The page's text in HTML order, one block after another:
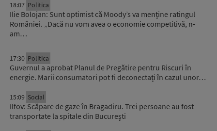
18:07 Politica
Ilie Bolojan: Sunt optimist că Moody’s va menține ratingul
României. „Dacă nu vom avea o economie competitivă, n-
am…
17:30 Politica
Guvernul a aprobat Planul de Pregătire pentru Riscuri în
energie. Marii consumatori pot fi deconectați în cazul unor…
15:09 Social
Ilfov: Scăpare de gaze în Bragadiru. Trei persoane au fost
transportate la spitale din București